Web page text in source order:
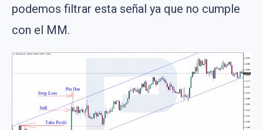
podemos filtrar esta señal ya que no cumple
con el MM.